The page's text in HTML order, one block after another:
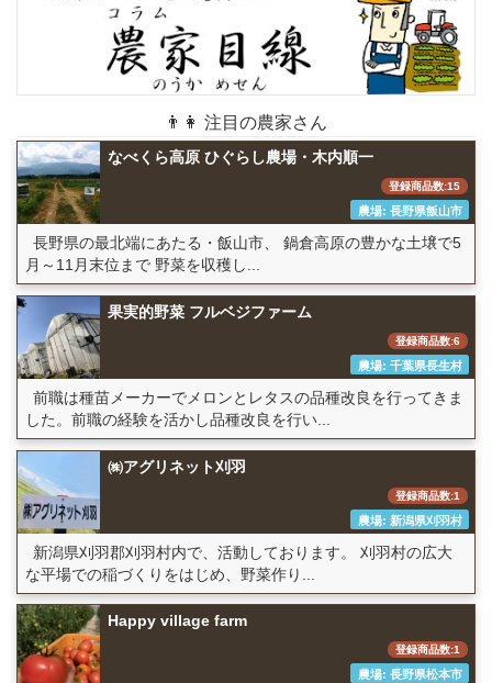
👨👩 注目の農家さん
なべくら高原 ひぐらし農場・木内順一
登録商品数:15
農場: 長野県飯山市
長野県の最北端にあたる・飯山市、 鍋倉高原の豊かな土壌で5
月～11月末位まで 野菜を収穫し...
果実的野菜 フルベジファーム
登録商品数:6
農場: 千葉県長生村
前職は種苗メーカーでメロンとレタスの品種改良を行ってきま
した。前職の経験を活かし品種改良を行い...
㈱アグリネット刈羽
登録商品数:1
農場: 新潟県刈羽村
新潟県刈羽郡刈羽村内で、活動しております。 刈羽村の広大
な平場での稲づくりをはじめ、野菜作り...
Happy village farm
登録商品数:1
農場: 長野県松本市